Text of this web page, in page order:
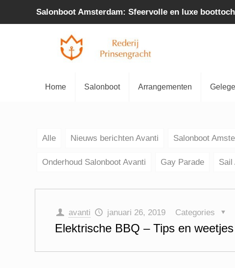
Salonboot Amsterdam: Sfeervolle en luxe
Home Salonboot Arrangementen
Alle Nieuws berichten Avanti Salonboot
Onderhoud Salonboot Avanti Gay Parade Sail
avanti januari 26, 2019 Categories
Elektrische BBQ – Tips en weetjes